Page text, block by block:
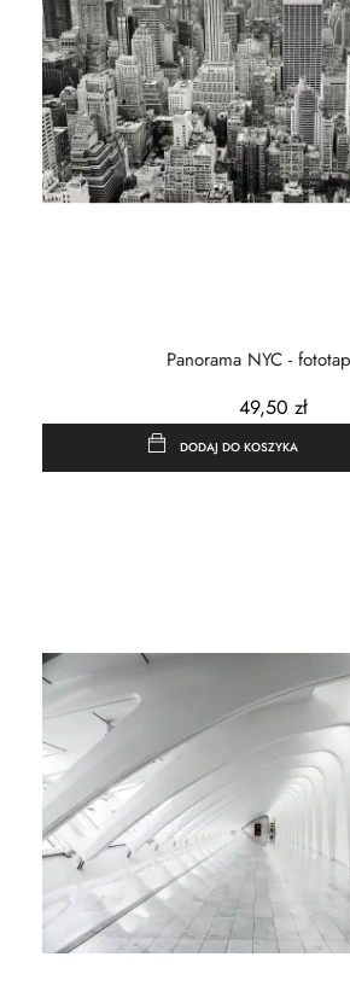
Panorama NYC -
49,50 zł
DODAJ DO KOSZYKA